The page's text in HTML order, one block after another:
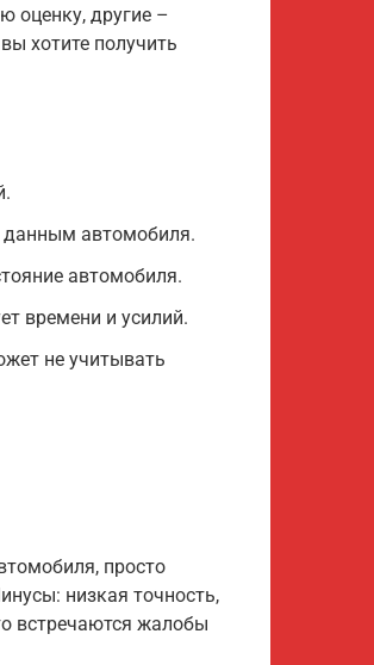
оценку, другие –
хотите получить
данным автомобиля.
автомобиля.
времени и усилий.
не учитывать
просто
низкая точность,
встречаются жалобы